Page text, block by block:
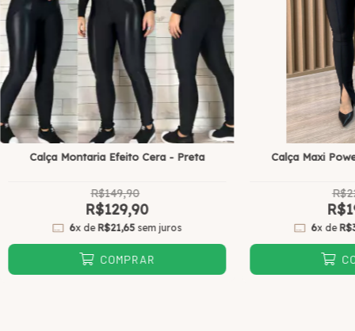
Calça Montaria Efeito Cera - Preta
R$149,90
R$129,90
6x de R$21,65sem juros
COMPRAR
Calça Maxi
6x de